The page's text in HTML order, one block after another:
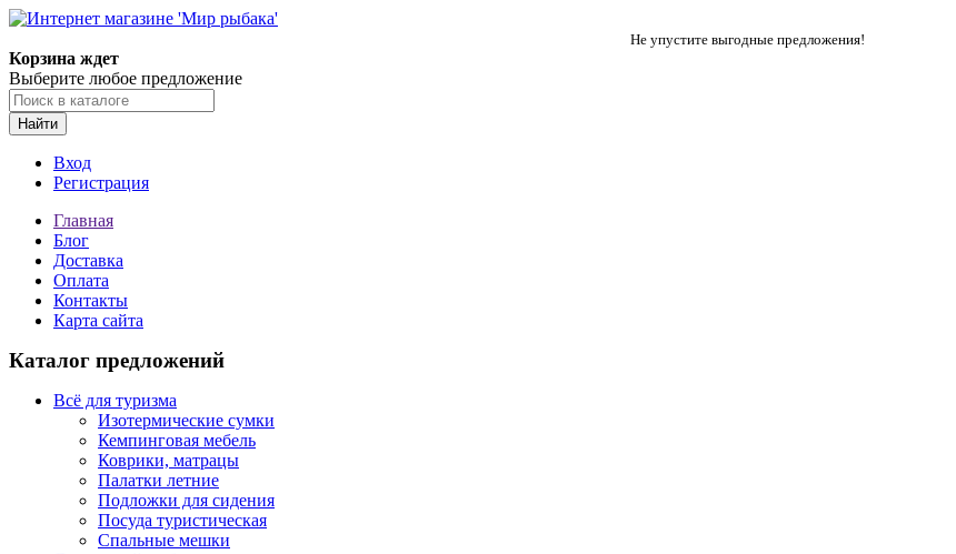
Не упустите выгодные предложения!
Корзина ждет
Выберите любое предложение
Найти
Вход
Регистрация
Главная
Блог
Доставка
Оплата
Контакты
Карта сайта
Каталог предложений
Всё для туризма
Изотермические сумки
Кемпинговая мебель
Коврики, матрацы
Палатки летние
Подложки для сидения
Посуда туристическая
Спальные мешки